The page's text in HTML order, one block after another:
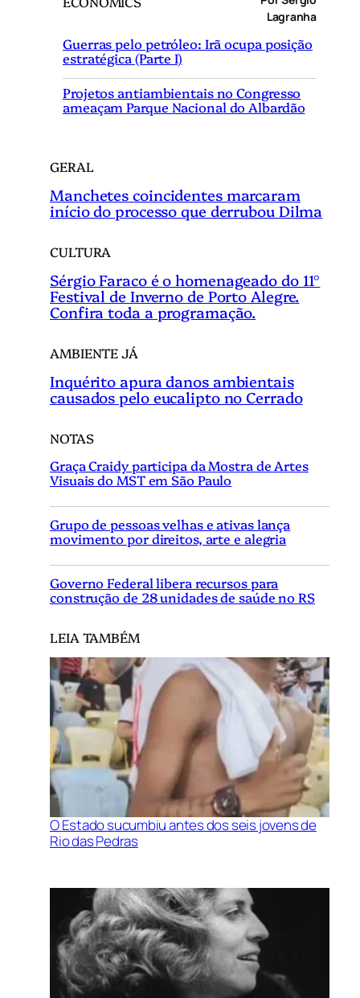
Lagranha
Guerras pelo petróleo: Irã ocupa posição
estratégica (Parte I)
Projetos antiambientais no Congresso
ameaçam Parque Nacional do Albardão
GERAL
Manchetes coincidentes marcaram
início do processo que derrubou Dilma
CULTURA
Sérgio Faraco é o homenageado do 11°
Festival de Inverno de Porto Alegre.
Confira toda a programação.
AMBIENTE JÁ
Inquérito apura danos ambientais
causados pelo eucalipto no Cerrado
NOTAS
Graça Craidy participa da Mostra de Artes
Visuais do MST em São Paulo
Grupo de pessoas velhas e ativas lança
movimento por direitos, arte e alegria
Governo Federal libera recursos para
construção de 28 unidades de saúde no RS
LEIA TAMBÉM
O Estado sucumbiu antes dos seis jovens de
Rio das Pedras